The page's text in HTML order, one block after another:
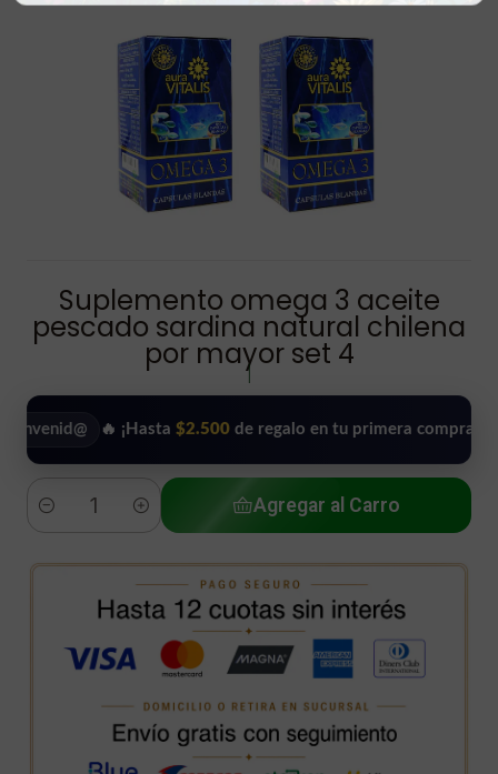
Suplemento omega 3 aceite
pescado sardina natural chilena
por mayor set 4
|
🔥 ¡Hasta $2.500de regalo en tu primera compra! •
Cantidad
Agregar al Carro